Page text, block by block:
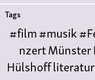
Tags
#film#musik
nzertMünster
Hülshoffliteratur